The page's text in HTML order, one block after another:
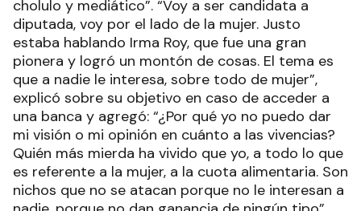
cholulo y mediático”. “Voy a ser candidata a
diputada, voy por el lado de la mujer. Justo
estaba hablando Irma Roy, que fue una gran
pionera y logró un montón de cosas. El tema es
que a nadie le interesa, sobre todo de mujer”,
explicó sobre su objetivo en caso de acceder a
una banca y agregó: “¿Por qué yo no puedo dar
mi visión o mi opinión en cuánto a las vivencias?
Quién más mierda ha vivido que yo, a todo lo que
es referente a la mujer, a la cuota alimentaria. Son
nichos que no se atacan porque no le interesan a